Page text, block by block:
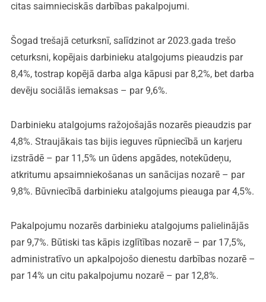
citas saimnieciskās darbības pakalpojumi.
Šogad trešajā ceturksnī, salīdzinot ar 2023.gada trešo
ceturksni, kopējais darbinieku atalgojums pieaudzis par
8,4%, tostrap kopējā darba alga kāpusi par 8,2%, bet darba
devēju sociālās iemaksas – par 9,6%.
Darbinieku atalgojums ražojošajās nozarēs pieaudzis par
4,8%. Straujākais tas bijis ieguves rūpniecībā un karjeru
izstrādē – par 11,5% un ūdens apgādes, notekūdeņu,
atkritumu apsaimniekošanas un sanācijas nozarē – par
9,8%. Būvniecībā darbinieku atalgojums pieauga par 4,5%.
Pakalpojumu nozarēs darbinieku atalgojums palielinājās
par 9,7%. Būtiski tas kāpis izglītības nozarē – par 17,5%,
administratīvo un apkalpojošo dienestu darbības nozarē –
par 14% un citu pakalpojumu nozarē – par 12,8%.